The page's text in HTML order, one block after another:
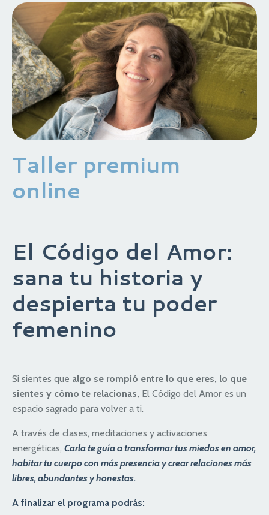
Taller premium
online
El Código del Amor:
sana tu historia y
despierta tu poder
femenino
Si sientes que algo se rompió entre lo que eres, lo que
sientes y cómo te relacionas, El Código del Amor es un
espacio sagrado para volver a ti.
A través de clases, meditaciones y activaciones
energéticas, Carla te guía a transformar tus miedos en amor,
habitar tu cuerpo con más presencia y crear relaciones más
libres, abundantes y honestas.
A finalizar el programa podrás: